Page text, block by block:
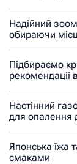
Надійний
обираючи
Підбираємо
рекомендації
Настінний
для опалення
Японська їжа
смаками